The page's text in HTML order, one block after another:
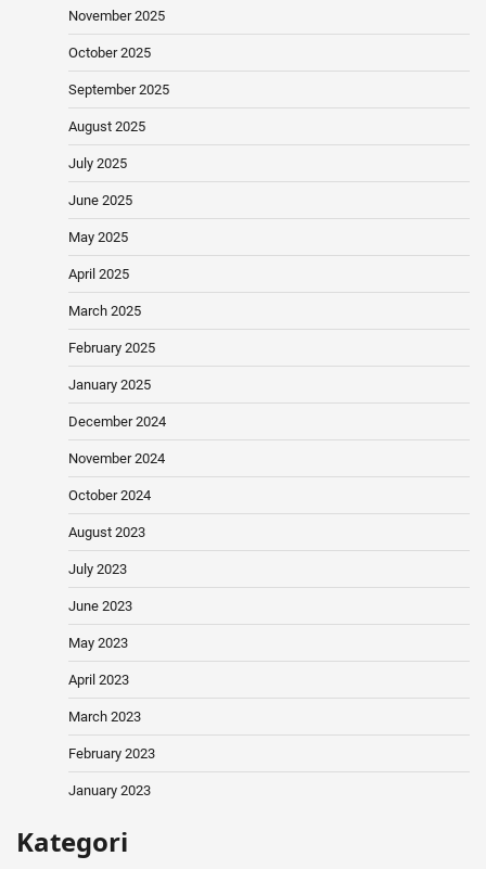
November 2025
October 2025
September 2025
August 2025
July 2025
June 2025
May 2025
April 2025
March 2025
February 2025
January 2025
December 2024
November 2024
October 2024
August 2023
July 2023
June 2023
May 2023
April 2023
March 2023
February 2023
January 2023
Kategori